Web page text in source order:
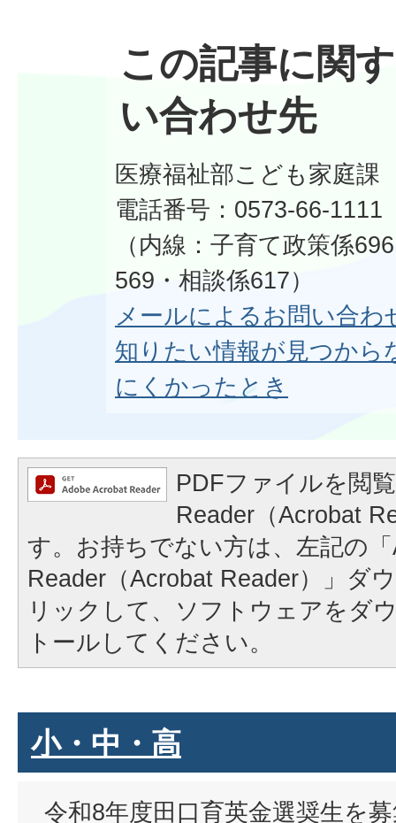
この記事に関
い合わせ先
医療福祉部こども家庭課
電話番号：0573-66-1111
（内線：子育て政策係
569・相談係617）
メールによるお問い合わ
知りたい情報が見つから
にくかったとき
PDFファイルを閲
Reader（Acrobat
す。お持ちでない方は、左記の
Reader（Acrobat Reader）」ダ
リックして、ソフトウェアをダ
トールしてください。
小・中・高
令和8年度田口育英金選奨生を